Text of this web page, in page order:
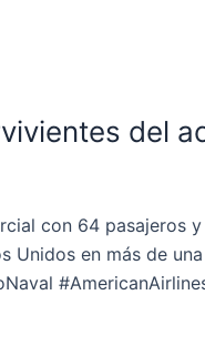
del
con 64 pasajeros
en más de